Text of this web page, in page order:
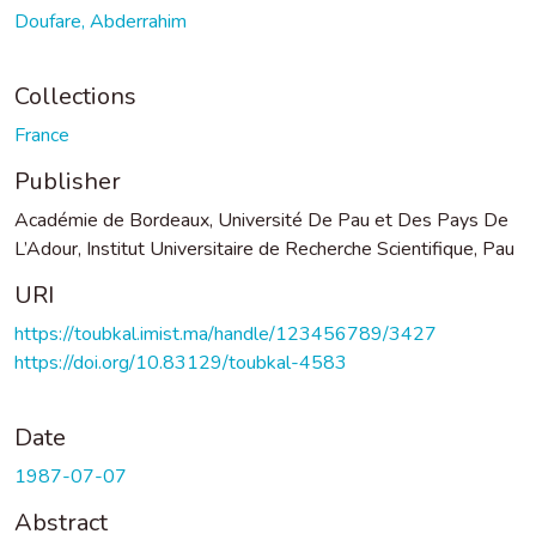
Doufare, Abderrahim
Collections
France
Publisher
Académie de Bordeaux, Université De Pau et Des Pays De
L’Adour, Institut Universitaire de Recherche Scientifique, Pau
URI
https://toubkal.imist.ma/handle/123456789/3427
https://doi.org/10.83129/toubkal-4583
Date
1987-07-07
Abstract